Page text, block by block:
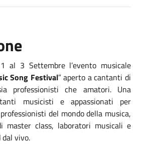
al 3 Settembre l’evento musicale
Song Festival” aperto a cantanti di
professionisti che amatori. Una
musicisti e appassionati per
del mondo della musica,
master class, laboratori musicali e
vivo.